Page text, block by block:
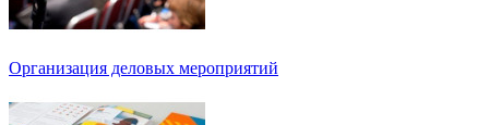
Организация деловых мероприятий